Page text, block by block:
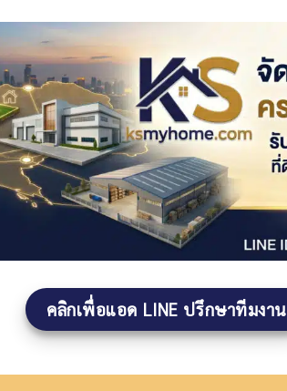
คลิกเพื่อแอด LINE ปรึกษาทีมงาน